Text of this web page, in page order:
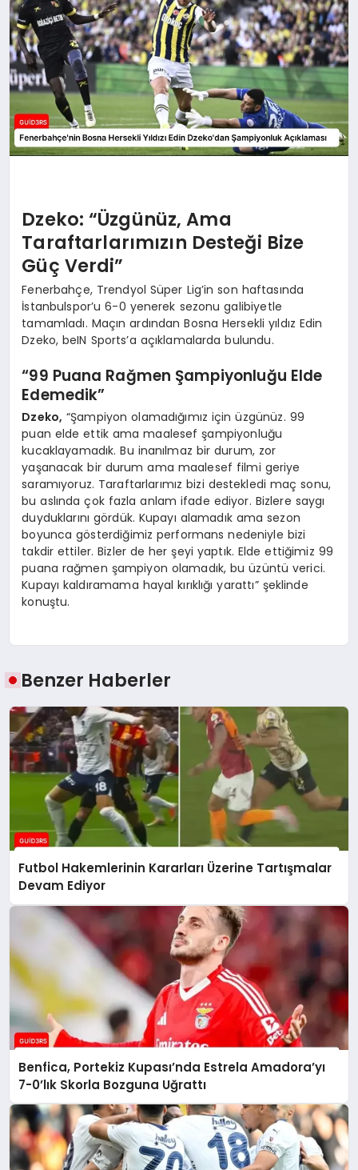
Dzeko: “Üzgünüz, Ama
Taraftarlarımızın Desteği Bize
Güç Verdi”
Fenerbahçe, Trendyol Süper Lig’in son haftasında
İstanbulspor’u 6-0 yenerek sezonu galibiyetle
tamamladı. Maçın ardından Bosna Hersekli yıldız Edin
Dzeko, beIN Sports’a açıklamalarda bulundu.
“99 Puana Rağmen Şampiyonluğu Elde
Edemedik”
Dzeko, “Şampiyon olamadığımız için üzgünüz. 99
puan elde ettik ama maalesef şampiyonluğu
kucaklayamadık. Bu inanılmaz bir durum, zor
yaşanacak bir durum ama maalesef filmi geriye
saramıyoruz. Taraftarlarımız bizi destekledi maç sonu,
bu aslında çok fazla anlam ifade ediyor. Bizlere saygı
duyduklarını gördük. Kupayı alamadık ama sezon
boyunca gösterdiğimiz performans nedeniyle bizi
takdir ettiler. Bizler de her şeyi yaptık. Elde ettiğimiz 99
puana rağmen şampiyon olamadık, bu üzüntü verici.
Kupayı kaldıramama hayal kırıklığı yarattı” şeklinde
konuştu.
Benzer Haberler
Futbol Hakemlerinin Kararları Üzerine Tartışmalar
Devam Ediyor
Benfica, Portekiz Kupası’nda Estrela Amadora’yı
7-0’lık Skorla Bozguna Uğrattı